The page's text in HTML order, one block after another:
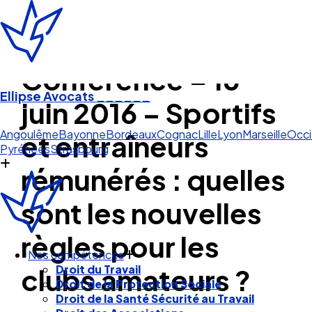
Ellipse Avocats______
AngoulêmeBayonneBordeauxCognacLilleLyonMarseille
PyrénéesStrasbourg
Nos compétences
Droit du Travail
Droit de la Protection Sociale
Droit de la Santé Sécurité au Travail
Conférence – 16
juin 2016 – Sportifs
et entraîneurs
rémunérés : quelles
sont les nouvelles
règles pour les
clubs amateurs ?